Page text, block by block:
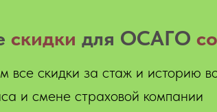
скидки для ОСАГО
все скидки за стаж и историю
и смене страховой компании